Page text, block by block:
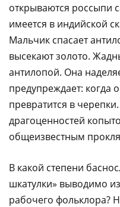
открываются россыпи
имеется в индийской
Мальчик спасает
высекают золото.
антилопой. Она
предупреждает: когда
превратится в
драгоценностей
общеизвестным
В какой степени
шкатулки» выводимо
рабочего фольклора?